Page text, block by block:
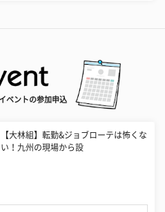
ベントの参加申込
【大林組】転勤&ジョブローテは怖くな
い！九州の現場から設